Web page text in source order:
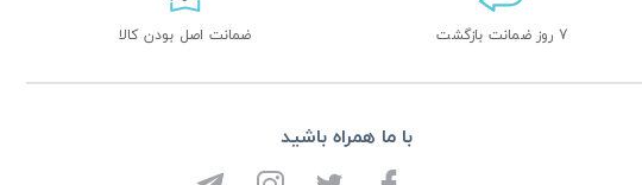
7 روز ضمانت بازگشت ضمانت اصل بودن کالا
با ما همراه باشید